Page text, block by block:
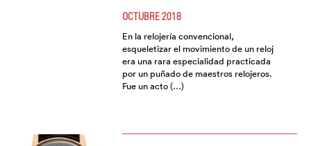
OCTUBRE 2018
En la relojería convencional,
esqueletizar el movimiento de un reloj
era una rara especialidad practicada
por un puñado de maestros relojeros.
Fue un acto (…)